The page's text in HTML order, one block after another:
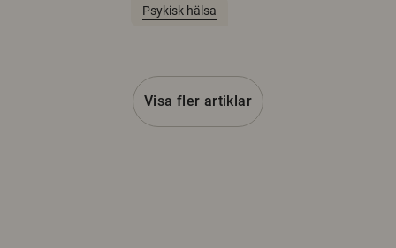
Psykisk hälsa
Visa fler artiklar